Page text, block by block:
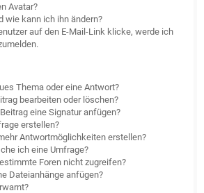
Avatar?
wie kann ich ihn ändern?
auf den E-Mail-Link klicke, werde ich
Thema oder eine Antwort?
bearbeiten oder löschen?
eine Signatur anfügen?
erstellen?
Antwortmöglichkeiten erstellen?
ich eine Umfrage?
Foren nicht zugreifen?
Dateianhänge anfügen?